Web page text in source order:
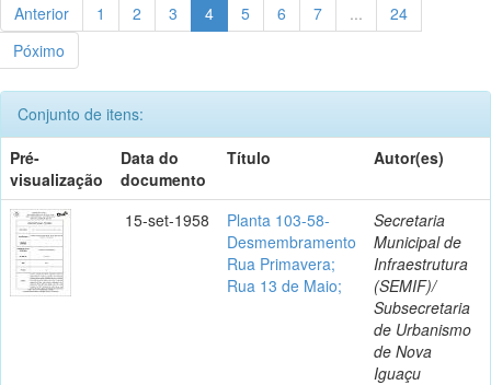
Anterior 1 2 3 4 5 6 7 ...
24
Póximo
Conjunto de itens:
Pré-
visualização
Data do
documento
Título Autor(es)
15-set-1958
Planta 103-58-
Desmembramento
Rua Primavera;
Rua 13 de Maio;
Secretaria
Municipal de
Infraestrutura
(SEMIF)/
Subsecretaria
de Urbanismo
de Nova
Iguaçu